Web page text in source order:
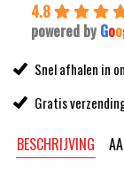
4.8
powered by Goo
Snel afhalen in
Gratis
BESCHRIJVING